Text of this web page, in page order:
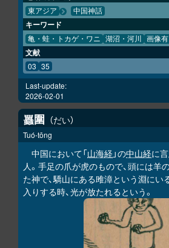
東アジア 中国神話
キーワード
亀・蛙・トカゲ・ワニ 湖沼・河川 画像有
文献
03 35
Last-update:
2026-02-01
𧕛圍 だい
Tuó-tōng
中国において「山海経 」の中山経に
人。手足の爪が虎のもので、頭には羊
た神で、驕山にある雎漳という淵にい
入りする時、光が放たれるという。